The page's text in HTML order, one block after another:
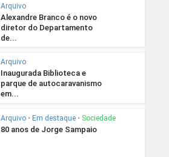
Arquivo
Alexandre Branco é o novo
diretor do Departamento
de...
Arquivo
Inaugurada Biblioteca e
parque de autocaravanismo
em...
Arquivo • Em destaque • Sociedade
80 anos de Jorge Sampaio